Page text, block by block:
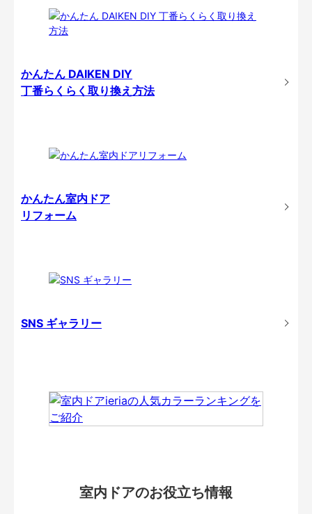
かんたん DAIKEN DIY
丁番らくらく取り換え方法
かんたん室内ドア
リフォーム
SNS ギャラリー
室内ドアのお役立ち情報